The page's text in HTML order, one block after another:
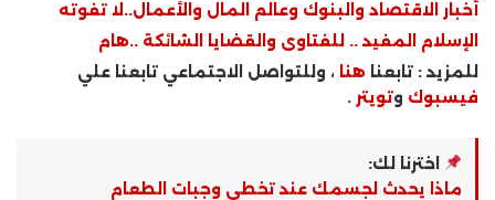
أخبار الاقتصاد والبنوك وعالم المال والأعمال..لا تفوته
الإسلام المفيد .. للفتاوى والقضايا الشائكة ..هام
للمزيد : تابعنا هنا ، وللتواصل الاجتماعي تابعنا علي
فيسبوك وتويتر .
اخترنا لك:
ماذا يحدث لجسمك عند تخطى وجبات الطعام